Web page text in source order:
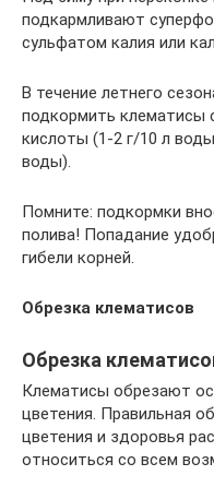
подкармливают
сульфатом калия или
В течение летнего
подкормить клематисы
кислоты (1-2 г/10 л
воды).
Помните: подкормки
полива! Попадание
гибели корней.
Обрезка клематисов
Обрезка
Клематисы обрезают
цветения. Правильная
цветения и здоровья
относиться со всем